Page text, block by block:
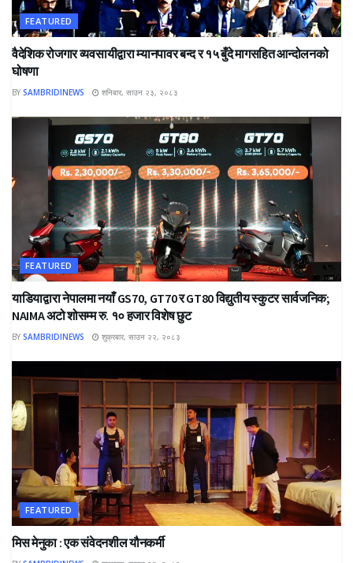
FEATURED
वैदेशिक रोजगार व्यवसायीद्वारा म्यानपावर बन्द र १५ बुँदे मागसहित आन्दोलनको
घोषणा
BY SAMBRIDINEWS शनिबार, साउन २३, २०८३
FEATURED
याडियाद्वारा नेपालमा नयाँ GS70, GT70 र GT80 विद्युतीय स्कुटर सार्वजनिक;
NAIMA अटो शोसम्म रु. १० हजार विशेष छुट
BY SAMBRIDINEWS शुक्रबार, साउन २२, २०८३
FEATURED
मिस मेनुका : एक संवेदनशील यौनकर्मी